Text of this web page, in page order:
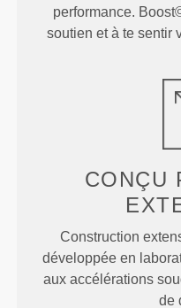
performance.
soutien et à te sentir
CONÇU
Construction
développée en
aux accélérations
de